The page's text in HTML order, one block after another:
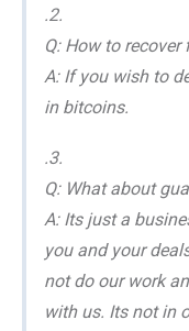
.2.
Q: How to recover
A: If you wish to
in bitcoins.
.3.
Q: What about
A: Its just a
you and your
not do our work
with us. Its not in